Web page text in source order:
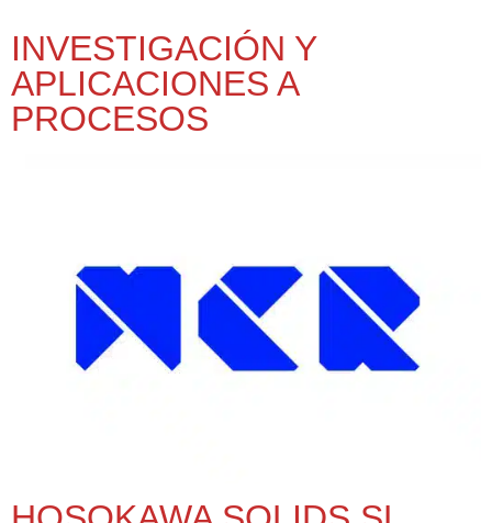
INVESTIGACIÓN Y
APLICACIONES A
PROCESOS